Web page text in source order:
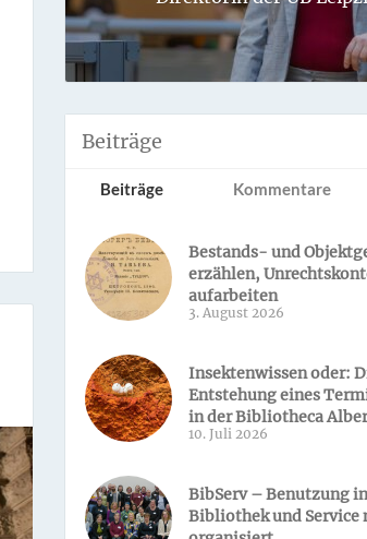
Beiträge
Beiträge Kommentare
Bestands- und
erzählen,
aufarbeiten
3. August 2026
Insektenwissen oder:
Entstehung eines
in der Bibliotheca
10. Juli 2026
BibServ – Benutzung
Bibliothek und Service